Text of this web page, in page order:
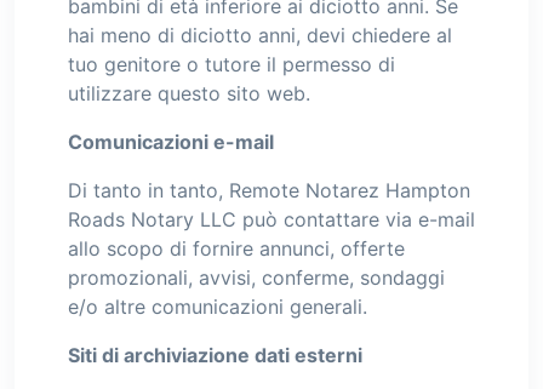
bambini di età inferiore ai diciotto anni. Se
hai meno di diciotto anni, devi chiedere al
tuo genitore o tutore il permesso di
utilizzare questo sito web.
Comunicazioni e-mail
Di tanto in tanto, Remote Notarez Hampton
Roads Notary LLC può contattare via e-mail
allo scopo di fornire annunci, offerte
promozionali, avvisi, conferme, sondaggi
e/o altre comunicazioni generali.
Siti di archiviazione dati esterni